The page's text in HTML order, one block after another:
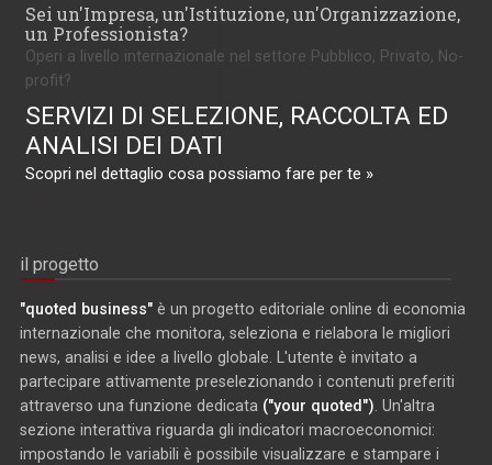
Sei un'Impresa, un'Istituzione, un'Organizzazione,
un Professionista?
Operi a livello internazionale nel settore Pubblico, Privato, No-
profit?
SERVIZI DI SELEZIONE, RACCOLTA ED
ANALISI DEI DATI
Scopri nel dettaglio cosa possiamo fare per te »
il progetto
"quoted business" è un progetto editoriale online di economia
internazionale che monitora, seleziona e rielabora le migliori
news, analisi e idee a livello globale. L'utente è invitato a
partecipare attivamente preselezionando i contenuti preferiti
attraverso una funzione dedicata ("your quoted") . Un'altra
sezione interattiva riguarda gli indicatori macroeconomici:
impostando le variabili è possibile visualizzare e stampare i